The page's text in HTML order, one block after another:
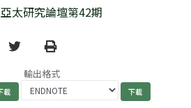
亞太研究論壇第42期
TwitterPrint
輸出格式